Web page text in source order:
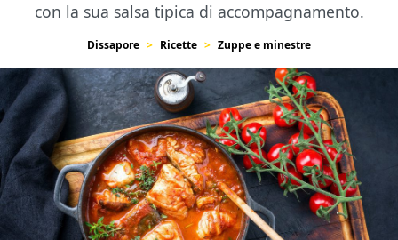
con la sua salsa tipica di accompagnamento.
Dissapore Ricette Zuppe e minestre